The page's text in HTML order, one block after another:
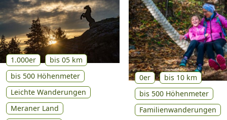
1.000er
bis 05 km
bis 500 Höhenmeter
Leichte Wanderungen
Meraner Land
0er
bis 10 km
bis 500 Höhenmeter
Familienwanderungen